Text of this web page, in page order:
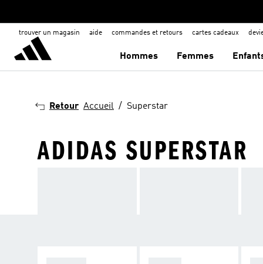
trouver un magasin aide commandes et retours cartes cadeaux
Hommes Femmes
Retour Accueil Superstar
ADIDAS SUPERSTAR